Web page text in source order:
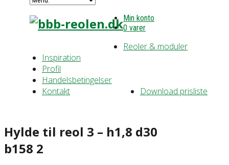
Min konto
0 varer
Reoler & moduler
Inspiration
Profil
Handelsbetingelser
Download prisliste
Kontakt
Hylde til reol 3 – h1,8 d30
b158 2